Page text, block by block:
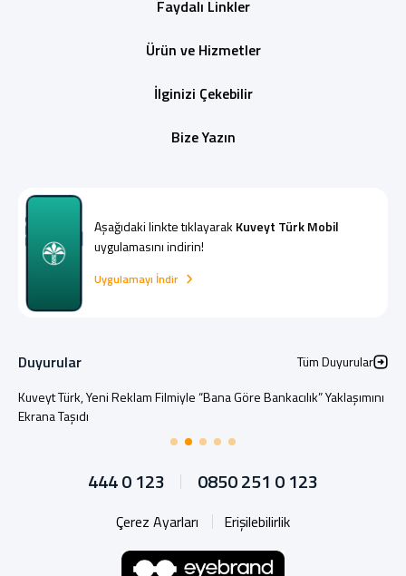
Faydalı Linkler
Ürün ve Hizmetler
İlginizi Çekebilir
Bize Yazın
Aşağıdaki linkte tıklayarak Kuveyt Türk Mobil
uygulamasını indirin!
Uygulamayı İndir
Duyurular
Tüm Duyurular
Kuveyt Türk, Yeni Reklam Filmiyle “Bana Göre Bankacılık” Yaklaşımını
Ekrana Taşıdı
444 0 123 0850 251 0 123
Çerez Ayarları Erişilebilirlik